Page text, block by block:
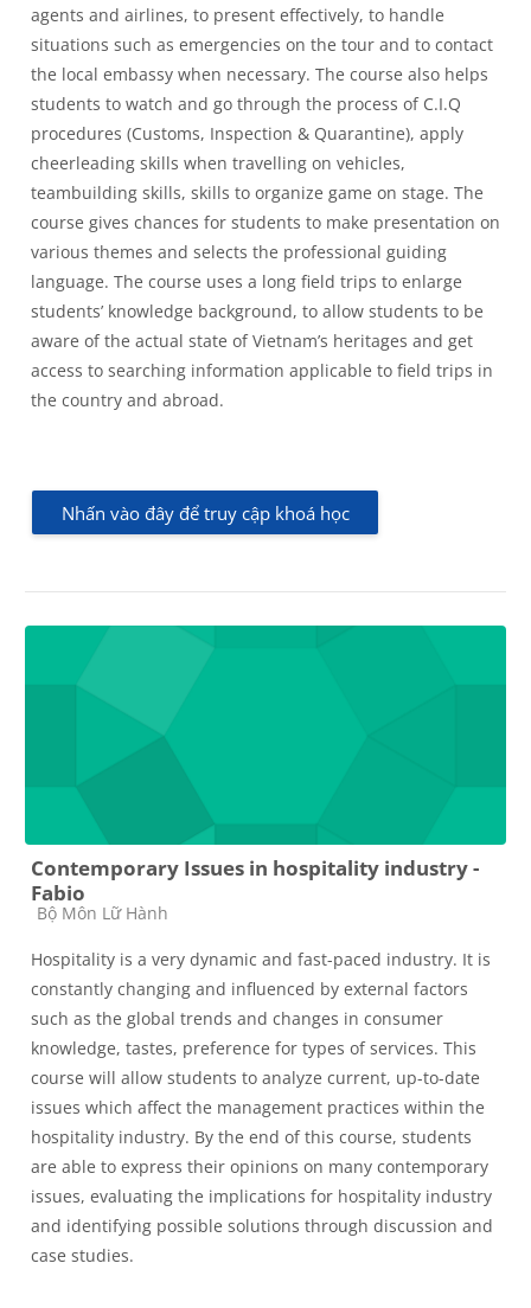
agents and airlines, to present effectively, to handle
situations such as emergencies on the tour and to contact
the local embassy when necessary. The course also helps
students to watch and go through the process of C.I.Q
procedures (Customs, Inspection & Quarantine), apply
cheerleading skills when travelling on vehicles,
teambuilding skills, skills to organize game on stage. The
course gives chances for students to make presentation on
various themes and selects the professional guiding
language. The course uses a long field trips to enlarge
students’ knowledge background, to allow students to be
aware of the actual state of Vietnam’s heritages and get
access to searching information applicable to field trips in
the country and abroad.
Nhấn vào đây để truy cập khoá học
Contemporary Issues in hospitality industry -
Fabio
Các loại khóa học
Bộ Môn Lữ Hành
Hospitality is a very dynamic and fast-paced industry. It is
constantly changing and influenced by external factors
such as the global trends and changes in consumer
knowledge, tastes, preference for types of services. This
course will allow students to analyze current, up-to-date
issues which affect the management practices within the
hospitality industry. By the end of this course, students
are able to express their opinions on many contemporary
issues, evaluating the implications for hospitality industry
and identifying possible solutions through discussion and
case studies.